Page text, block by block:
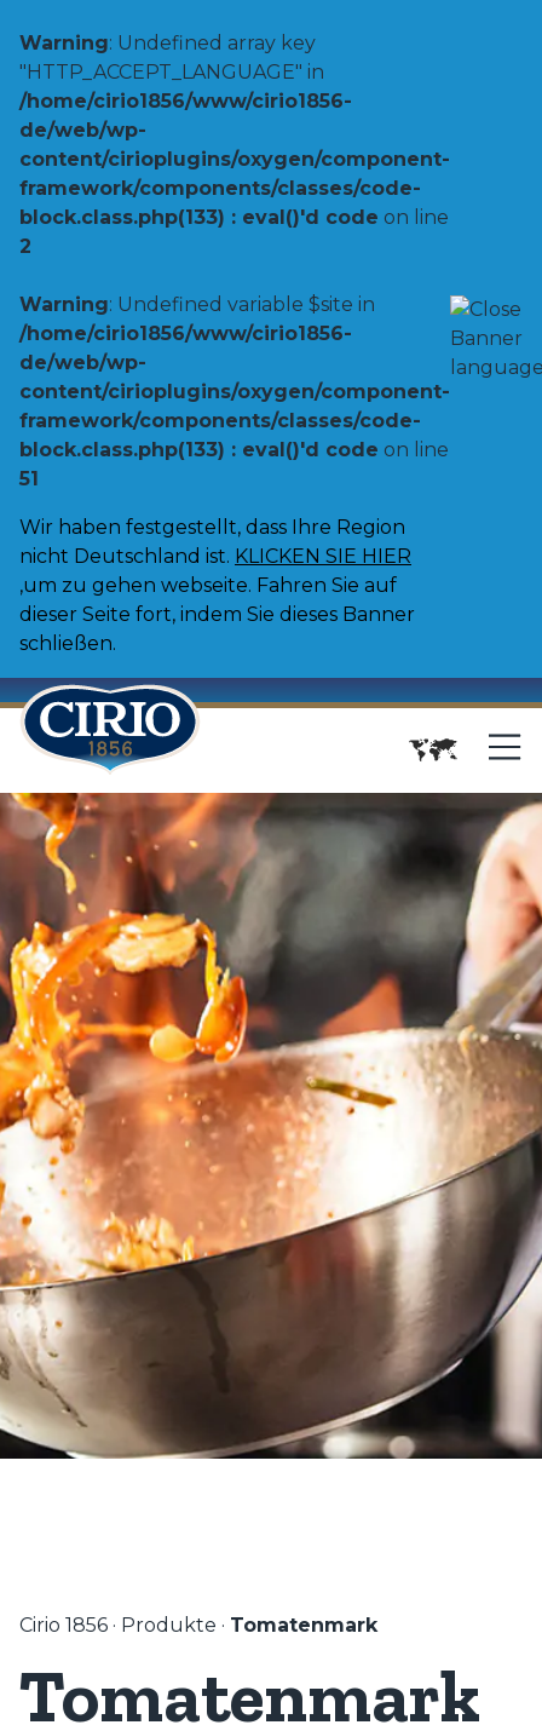
Warning: Undefined array key
"HTTP_ACCEPT_LANGUAGE" in
/home/cirio1856/www/cirio1856-
de/web/wp-
content/cirioplugins/oxygen/component-
framework/components/classes/code-
block.class.php(133) : eval()'d code on line
2
Warning: Undefined variable $site in
/home/cirio1856/www/cirio1856-
de/web/wp-
content/cirioplugins/oxygen/component-
framework/components/classes/code-
block.class.php(133) : eval()'d code on line
51
Wir haben festgestellt, dass Ihre Region
nicht Deutschland ist. KLICKEN SIE HIER
,um zu gehen webseite. Fahren Sie auf
dieser Seite fort, indem Sie dieses Banner
schließen.
Cirio 1856 · Produkte · Tomatenmark
Tomatenmark